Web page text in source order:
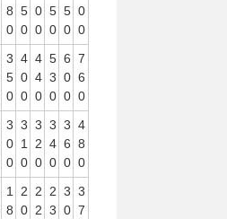
8
0
5
0
0
0
5
0
5
0
0
0
3
5
0
4
0
0
4
4
0
5
3
0
6
0
0
7
6
0
3
0
0
3
1
0
3
2
0
3
4
0
3
6
0
4
8
0
1
8
2
0
2
2
2
3
3
0
3
7